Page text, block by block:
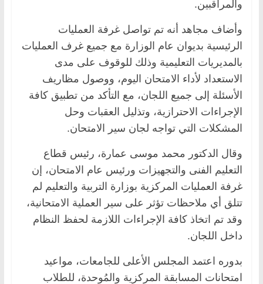
والمراقبين.
وأضاف مجاهد أنه تم تواصل غرفة العمليات
الرئيسية بديوان عام الوزارة مع جميع غرف العمليات
بالمديريات التعليمية وذلك للوقوف على مدى
الاستعداد لأداء الامتحان اليوم، ووصول مظاريف
الأسئلة إلى جميع اللجان، مع التأكد من تطبيق كافة
الإجراءات الاحترازية، وتذليل العقبات وحل
المشكلات التي تواجه لجان سير الامتحان.
وقال الدكتور محمد موسى عمارة، رئيس قطاع
التعليم الفنى والتجهيزات ورئيس عام الامتحان، إن
غرفة العمليات المركزية بوزارة التربية والتعليم لم
تتلق أي ملاحظات تؤثر على سير العملية الامتحانية،
وقد تم اتخاذ كافة الإجراءات اللازمة لحفظ النظام
داخل اللجان.
بدوره اعتمد المجلس الأعلى للجامعات، مواعيد
امتحانات المسابقة المركزية والمُوحدة، للطلاب